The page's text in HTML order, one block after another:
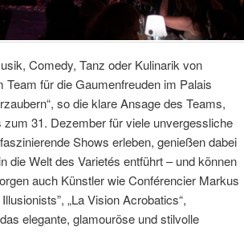
Comedy, Tanz oder Kulinarik von
für die Gaumenfreuden im Palais
so die klare Ansage des Teams,
31. Dezember für viele unvergessliche
Shows erleben, genießen dabei
die Welt des Varietés entführt – und können
auch Künstler wie Conférencier Markus
„La Vision Acrobatics“,
elegante, glamouröse und stilvolle